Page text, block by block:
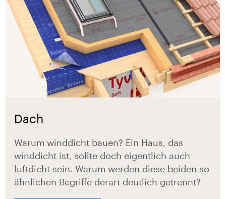
Dach
Warum winddicht bauen? Ein Haus, das
winddicht ist, sollte doch eigentlich auch
luftdicht sein. Warum werden diese beiden so
ähnlichen Begriffe derart deutlich getrennt?